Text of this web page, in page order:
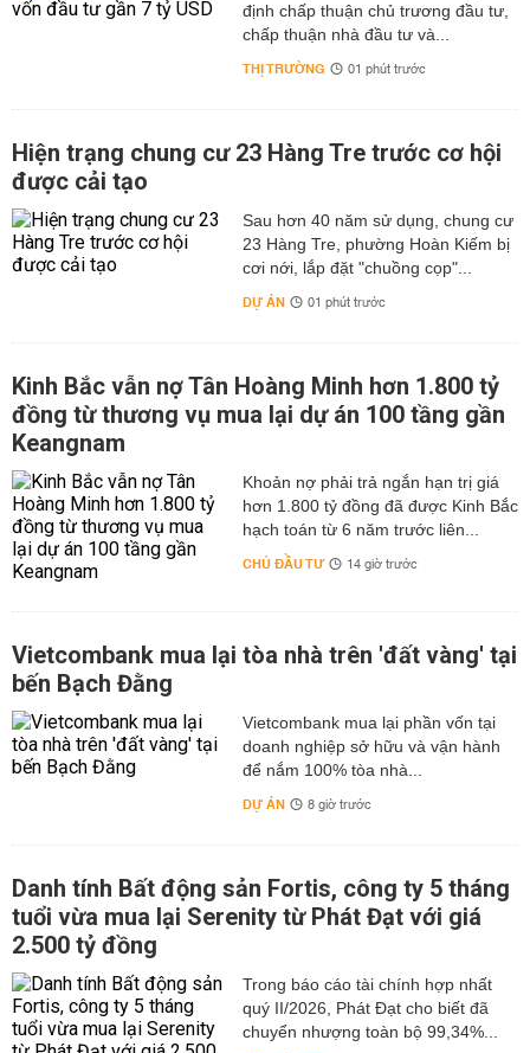
định chấp thuận chủ trương đầu tư,
chấp thuận nhà đầu tư và...
THỊ TRƯỜNG 01 phút trước
Hiện trạng chung cư 23 Hàng Tre trước cơ hội
được cải tạo
Sau hơn 40 năm sử dụng, chung cư
23 Hàng Tre, phường Hoàn Kiếm bị
cơi nới, lắp đặt "chuồng cọp"...
DỰ ÁN 01 phút trước
Kinh Bắc vẫn nợ Tân Hoàng Minh hơn 1.800 tỷ
đồng từ thương vụ mua lại dự án 100 tầng gần
Keangnam
hơn 1.800 tỷ đồng đã được Kinh Bắc
hạch toán từ 6 năm trước liên...
CHỦ ĐẦU TƯ 14 giờ trước
Vietcombank mua lại tòa nhà trên 'đất vàng' tại
bến Bạch Đằng
Vietcombank mua lại phần vốn tại
doanh nghiệp sở hữu và vận hành
để nắm 100% tòa nhà...
DỰ ÁN 8 giờ trước
Danh tính Bất động sản Fortis, công ty 5 tháng
tuổi vừa mua lại Serenity từ Phát Đạt với giá
2.500 tỷ đồng
Trong báo cáo tài chính hợp nhất
quý II/2026, Phát Đạt cho biết đã
chuyển nhượng toàn bộ 99,34%...